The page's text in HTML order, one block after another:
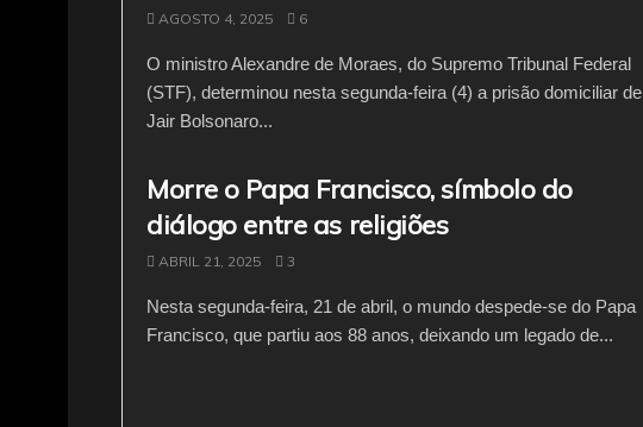
AGOSTO 4, 2025 6
O ministro Alexandre de Moraes, do Supremo Tribunal Federal
(STF), determinou nesta segunda-feira (4) a prisão domiciliar de
Jair Bolsonaro...
Morre o Papa Francisco, símbolo do
diálogo entre as religiões
ABRIL 21, 2025 3
Nesta segunda-feira, 21 de abril, o mundo despede-se do Papa
Francisco, que partiu aos 88 anos, deixando um legado de...